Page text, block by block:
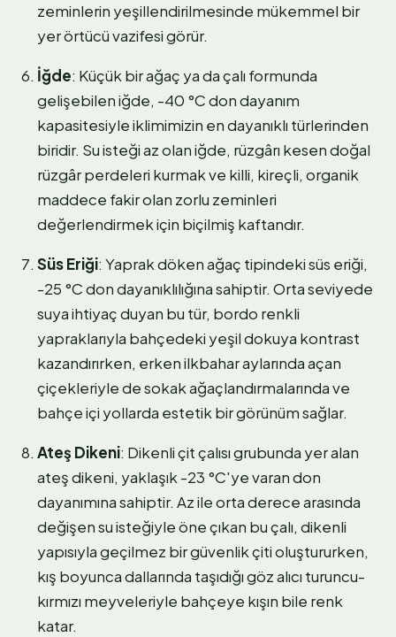
zeminlerin yeşillendirilmesinde mükemmel bir
yer örtücü vazifesi görür.
İğde: Küçük bir ağaç ya da çalı formunda
gelişebilen iğde, -40 °C don dayanım
kapasitesiyle iklimimizin en dayanıklı türlerinden
biridir. Su isteği az olan iğde, rüzgârı kesen doğal
rüzgâr perdeleri kurmak ve killi, kireçli, organik
maddece fakir olan zorlu zeminleri
değerlendirmek için biçilmiş kaftandır.
Süs Eriği: Yaprak döken ağaç tipindeki süs eriği,
-25 °C don dayanıklılığına sahiptir. Orta seviyede
suya ihtiyaç duyan bu tür, bordo renkli
yapraklarıyla bahçedeki yeşil dokuya kontrast
kazandırırken, erken ilkbahar aylarında açan
çiçekleriyle de sokak ağaçlandırmalarında ve
bahçe içi yollarda estetik bir görünüm sağlar.
Ateş Dikeni: Dikenli çit çalısı grubunda yer alan
ateş dikeni, yaklaşık -23 °C'ye varan don
dayanımına sahiptir. Az ile orta derece arasında
değişen su isteğiyle öne çıkan bu çalı, dikenli
yapısıyla geçilmez bir güvenlik çiti oluştururken,
kış boyunca dallarında taşıdığı göz alıcı turuncu-
kırmızı meyveleriyle bahçeye kışın bile renk
katar.